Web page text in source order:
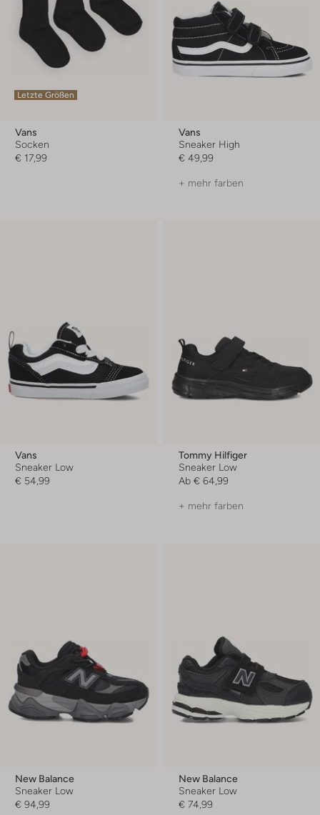
Letzte Größen
Vans
Socken
€ 17,99
Vans
Sneaker High
€ 49,99
+ mehr farben
Vans
Sneaker Low
€ 54,99
Tommy Hilfiger
Sneaker Low
Ab € 64,99
+ mehr farben
New Balance
Sneaker Low
€ 94,99
New Balance
Sneaker Low
€ 74,99